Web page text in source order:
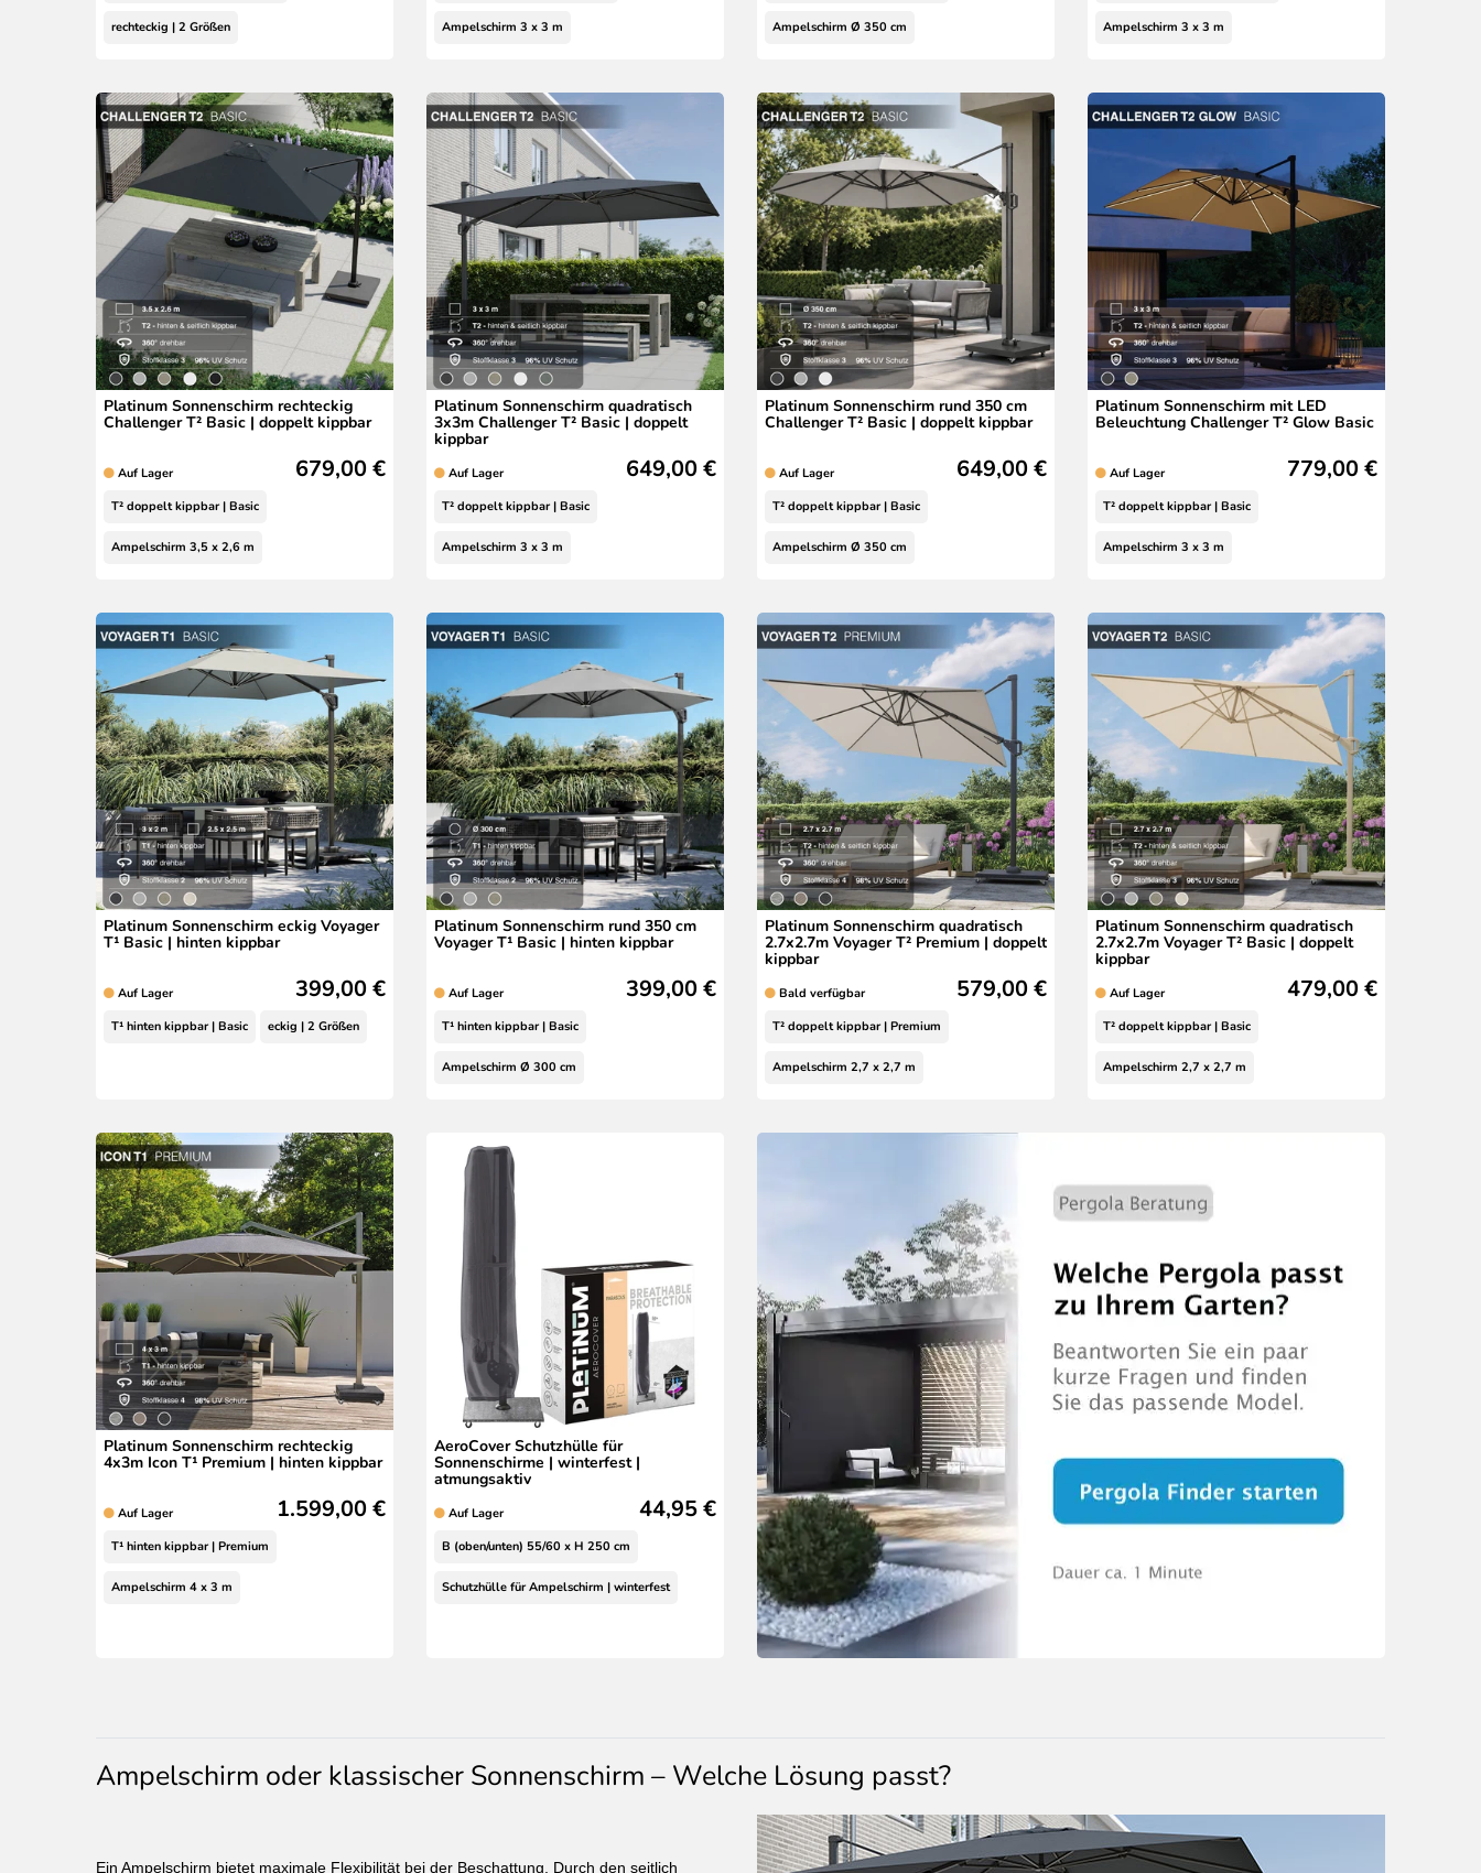
rechteckig | 2 Größen Ampelschirm 3 x 3 m Ampelschirm Ø 350 cm Ampelschirm 3 x 3 m
Platinum Sonnenschirm rechteckig
Challenger T² Basic | doppelt kippbar
Auf Lager 679,00 €
T² doppelt kippbar | Basic
Ampelschirm 3,5 x 2,6 m
Platinum Sonnenschirm quadratisch
3x3m Challenger T² Basic | doppelt
kippbar
Auf Lager 649,00 €
T² doppelt kippbar | Basic
Ampelschirm 3 x 3 m
Platinum Sonnenschirm rund 350 cm
Challenger T² Basic | doppelt kippbar
Auf Lager 649,00 €
T² doppelt kippbar | Basic
Ampelschirm Ø 350 cm
Platinum Sonnenschirm mit LED
Beleuchtung Challenger T² Glow Basic
Auf Lager 779,00 €
T² doppelt kippbar | Basic
Ampelschirm 3 x 3 m
Platinum Sonnenschirm eckig Voyager
T¹ Basic | hinten kippbar
Auf Lager 399,00 €
T¹ hinten kippbar | Basic eckig | 2 Größen
Platinum Sonnenschirm rund 350 cm
Voyager T¹ Basic | hinten kippbar
Auf Lager 399,00 €
T¹ hinten kippbar | Basic
Ampelschirm Ø 300 cm
Platinum Sonnenschirm quadratisch
2.7x2.7m Voyager T² Premium | doppelt
kippbar
Bald verfügbar 579,00 €
T² doppelt kippbar | Premium
Ampelschirm 2,7 x 2,7 m
Platinum Sonnenschirm quadratisch
2.7x2.7m Voyager T² Basic | doppelt
kippbar
Auf Lager 479,00 €
T² doppelt kippbar | Basic
Ampelschirm 2,7 x 2,7 m
Platinum Sonnenschirm rechteckig
4x3m Icon T¹ Premium | hinten kippbar
Auf Lager 1.599,00 €
T¹ hinten kippbar | Premium
Ampelschirm 4 x 3 m
AeroCover Schutzhülle für
Sonnenschirme | winterfest |
atmungsaktiv
Auf Lager 44,95 €
B (oben/unten) 55/60 x H 250 cm
Schutzhülle für Ampelschirm | winterfest
Ampelschirm oder klassischer Sonnenschirm – Welche Lösung passt?
Ein Ampelschirm bietet maximale Flexibilität bei der Beschattung. Durch den seitlich